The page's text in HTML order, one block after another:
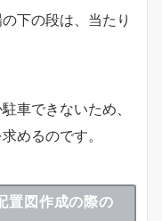
下の段は、当たり
車できないため、
めるのです。
置図作成の際の